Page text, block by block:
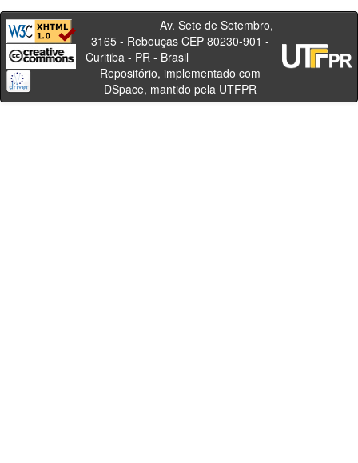
Av. Sete de Setembro,
3165 - Rebouças CEP 80230-901 -
Curitiba - PR - Brasil
Repositório, implementado com
DSpace, mantido pela UTFPR